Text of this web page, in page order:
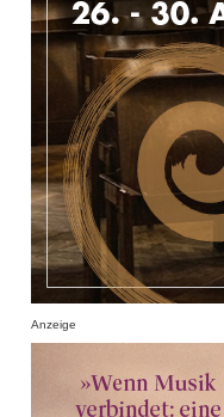
Anzeige